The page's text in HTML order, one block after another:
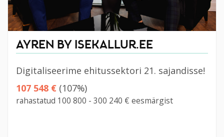
AYREN BY ISEKALLUR.EE
Digitaliseerime ehitussektori 21. sajandisse!
107 548 € (107%)
rahastatud 100 800 - 300 240 € eesmärgist